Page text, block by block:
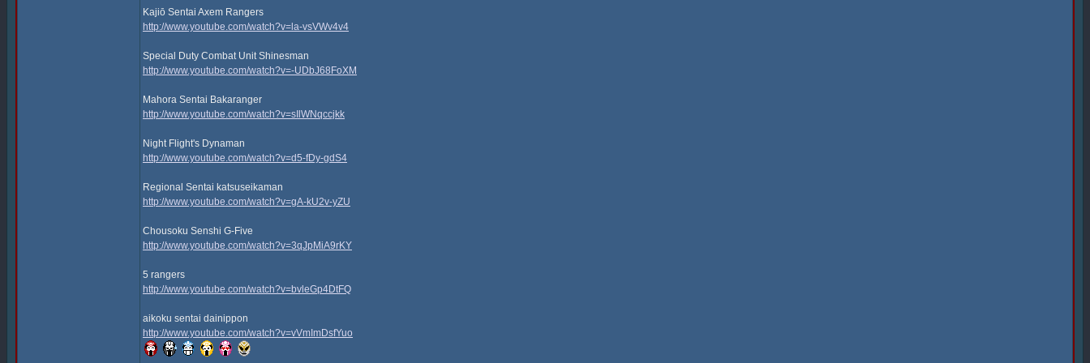
Kajiō Sentai Axem Rangers
http://www.youtube.com/watch?v=la-vsVWv4v4
Special Duty Combat Unit Shinesman
http://www.youtube.com/watch?v=-UDbJ68FoXM
Mahora Sentai Bakaranger
http://www.youtube.com/watch?v=sIlWNqccjkk
Night Flight's Dynaman
http://www.youtube.com/watch?v=d5-fDy-gdS4
Regional Sentai katsuseikaman
http://www.youtube.com/watch?v=gA-kU2v-yZU
Chousoku Senshi G-Five
http://www.youtube.com/watch?v=3qJpMiA9rKY
5 rangers
http://www.youtube.com/watch?v=bvleGp4DtFQ
aikoku sentai dainippon
http://www.youtube.com/watch?v=vVmImDsfYuo